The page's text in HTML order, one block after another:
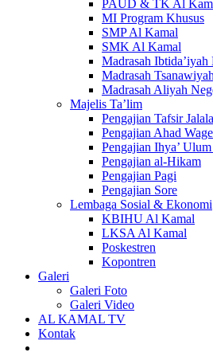
PAUD & TK Al
MI Program Khusus
SMP Al Kamal
SMK Al Kamal
Madrasah
Madrasah
Madrasah Aliyah
Majelis Ta’lim
Pengajian Tafsir
Pengajian Ahad Wage
Pengajian Ihya’
Pengajian al-Hikam
Pengajian Pagi
Pengajian Sore
Lembaga Sosial & Ekonomi
KBIHU Al Kamal
LKSA Al Kamal
Poskestren
Kopontren
Galeri
Galeri Foto
Galeri Video
AL KAMAL TV
Kontak